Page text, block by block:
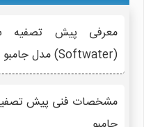
معرفی پیش تصفیه
(Softwater) مدل جامبو
مشخصات فنی پیش